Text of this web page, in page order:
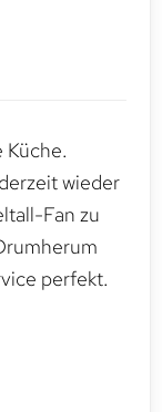
Küche.
wieder
Fan zu
perfekt.